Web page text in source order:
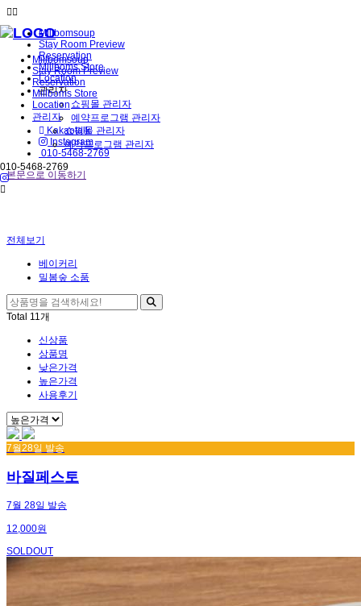
Millbomsoup
Stay Room Preview
Reservation
Millboms Store
Location
관리자
쇼핑몰 관리자
예약프로그램 관리자
010-5468-2769
Millbomsoup
Stay Room Preview
Reservation
Millboms Store
Location
관리자
쇼핑몰 관리자
예약프로그램 관리자
Kakaotalk
Instagram
010-5468-2769
본문으로 이동하기
전체보기
베이커리
밀봄숲 소품
Total 11개
신상품
상품명
낮은가격
높은가격
사용후기
7월28일 발송
바질페스토
7월 28일 발송
12,000원
SOLDOUT